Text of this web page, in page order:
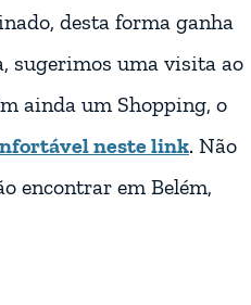
desta forma ganha
sugerimos uma visita ao
ainda um Shopping, o
neste link. Não
encontrar em Belém,